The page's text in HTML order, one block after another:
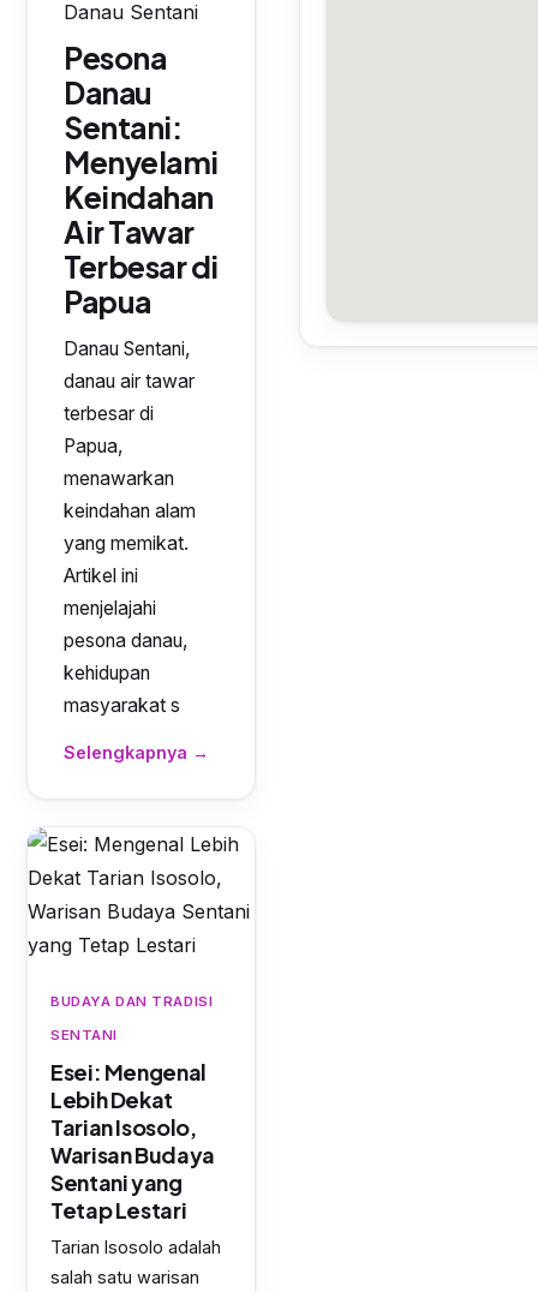
Danau Sentani
Pesona
Danau
Sentani:
Menyelami
Keindahan
Air Tawar
Terbesar di
Papua
Danau Sentani,
danau air tawar
terbesar di
Papua,
menawarkan
keindahan alam
yang memikat.
Artikel ini
menjelajahi
pesona danau,
kehidupan
masyarakat s
Selengkapnya →
BUDAYA DAN TRADISI
SENTANI
Esei: Mengenal
Lebih Dekat
Tarian Isosolo,
Warisan Budaya
Sentani yang
Tetap Lestari
Tarian Isosolo adalah
salah satu warisan